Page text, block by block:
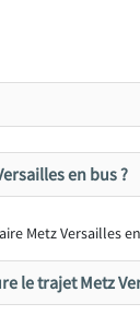
en bus ?
Metz Versailles
le trajet Metz